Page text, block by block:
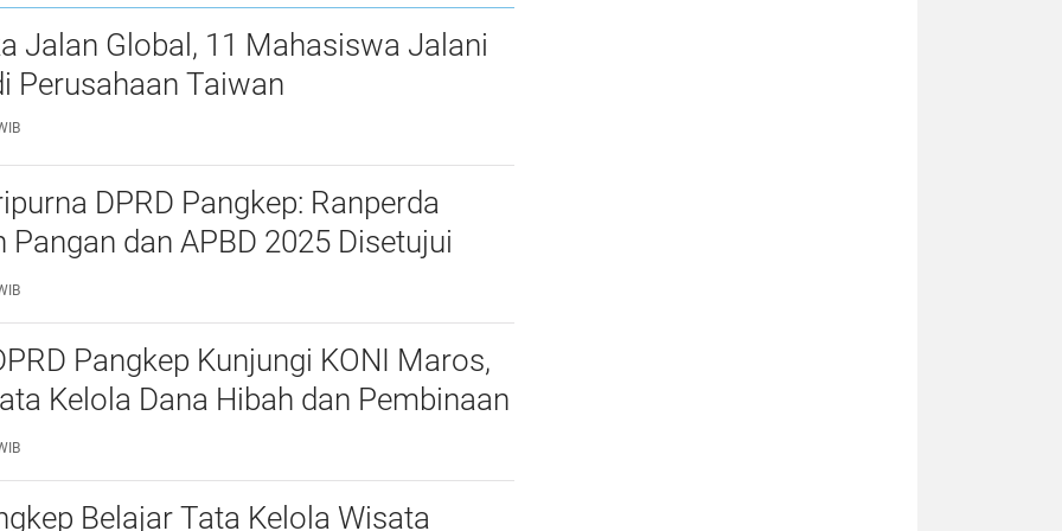
Jalan Global, 11 Mahasiswa Jalani
Perusahaan Taiwan
DPRD Pangkep: Ranperda
Pangan dan APBD 2025 Disetujui
Catatan
Pangkep Kunjungi KONI Maros,
Kelola Dana Hibah dan Pembinaan
Belajar Tata Kelola Wisata